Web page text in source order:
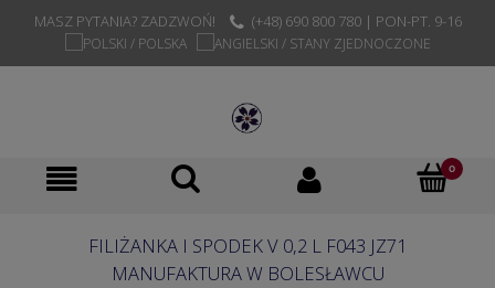
MASZ PYTANIA? ZADZWOŃ! (+48) 690 800 780 | PON-PT. 9-16
FILIŻANKA I SPODEK V 0,2 L F043 JZ71
MANUFAKTURA W BOLESŁAWCU